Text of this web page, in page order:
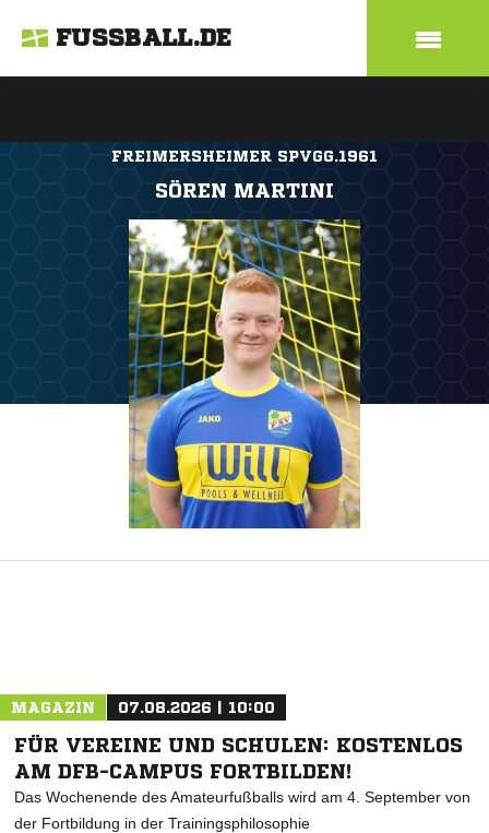
FUSSBALL.DE
FREIMERSHEIMER SPVGG.1961
SÖREN MARTINI
MAGAZIN 07.08.2026 | 10:00
FÜR VEREINE UND SCHULEN: KOSTENLOS
AM DFB-CAMPUS FORTBILDEN!
Das Wochenende des Amateurfußballs wird am 4. September von
der Fortbildung in der Trainingsphilosophie